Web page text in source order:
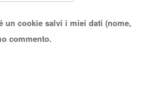
un cookie salvi i miei dati (nome,
commento.